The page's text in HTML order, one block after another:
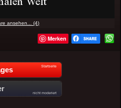
ansehen... (4)
Merken
Startseite
nicht moderiert